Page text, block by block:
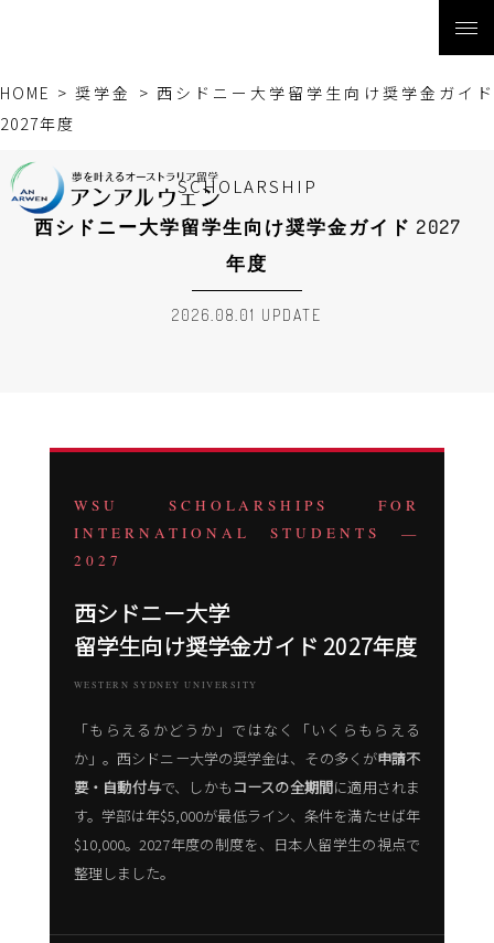
HOME >奨学金 > 西シドニー大学留学生向け奨学金ガイド
2027年度
SCHOLARSHIP
西シドニー大学留学生向け奨学金ガイド 2027
年度
2026.08.01 UPDATE
WSU SCHOLARSHIPS FOR
INTERNATIONAL STUDENTS —
2027
西シドニー大学
留学生向け奨学金ガイド 2027年度
WESTERN SYDNEY UNIVERSITY
「もらえるかどうか」ではなく「いくらもらえる
か」。西シドニー大学の奨学金は、その多くが申請不
要・自動付与で、しかも コースの全期間に適用されま
す。学部は年$5,000が最低ライン、条件を満たせば年
$10,000。2027年度の制度を、日本人留学生の視点で
整理しました。